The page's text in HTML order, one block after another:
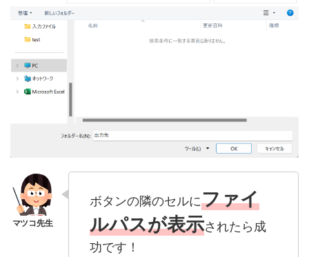
ボタンの隣のセルにファイ
ルパスが表示されたら成
功です！